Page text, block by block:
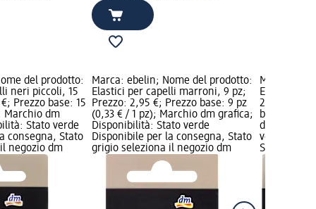
del prodotto:
neri piccoli, 15
Prezzo base: 15
Marchio dm
Stato verde
consegna, Stato
negozio dm
Marca: ebelin; Nome del prodotto:
Elastici per capelli marroni, 9 pz;
Prezzo: 2,95 €; Prezzo base: 9 pz
(0,33 € / 1 pz); Marchio dm grafica;
Disponibilità: Stato verde
Disponibile per la consegna, Stato
grigio seleziona il negozio dm
Marca:
Elastici
250 pz;
base: 250
dm grafica;
verde
Stato